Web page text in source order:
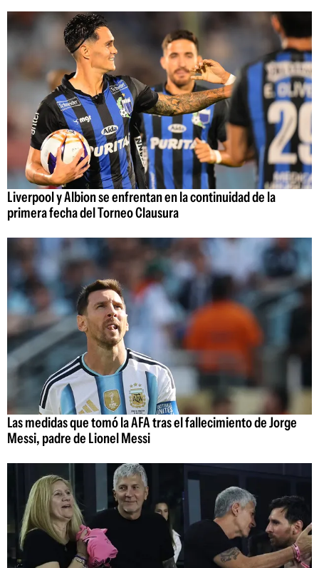
Liverpool y Albion se enfrentan en la continuidad de la
primera fecha del Torneo Clausura
Las medidas que tomó la AFA tras el fallecimiento de Jorge
Messi, padre de Lionel Messi